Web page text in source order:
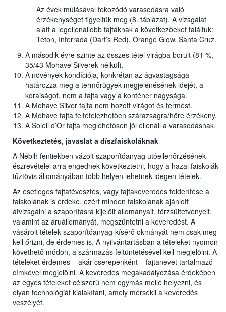
Az évek múlásával fokozódó varasodásra való
érzékenységet figyeltük meg (8. táblázat). A vizsgálat
alatt a legellenállóbb fajtáknak a következőeket találtuk:
Teton, Interrada (Dart’s Red), Orange Glow, Santa Cruz.
A második évre szinte az összes tétel virágba borult (81 %,
35/43 Mohave Silverek nélkül).
A növények kondíciója, konkrétan az ágvastagsága
határozza meg a termőrügyek megjelenésének idejét, a
koraiságot, nem a fajta vagy a konténer nagysága.
A Mohave Silver fajta nem hozott virágot és termést.
A Mohave fajta feltételezhetően szárazságra/hőre érzékeny.
A Soleil d’Or fajta meglehetősen jól ellenáll a varasodásnak.
Következtetés, javaslat a díszfaiskoláknak
A Nébih fentiekben vázolt szaporítóanyag utóellenőrzésének
észrevételei arra engednek következtetni, hogy a hazai faiskolák
tűztövis állományában több helyen lehetnek idegen tételek.
Az esetleges fajtatévesztés, vagy fajtakeveredés felderítése a
faiskolának is érdeke, ezért minden faiskolának ajánlott
átvizsgálni a szaporításra kijelölt állományait, törzsültetvényeit,
valamint az áruállományát, megszüntetni a keveredést. A
vásárolt tételek szaporítóanyag-kísérő okmányát nem csak meg
kell őrizni, de érdemes is. A nyilvántartásban a tételeket nyomon
követhető módon, a származás feltüntetésével kell megjelölni. A
tételeket érdemes – akár cserepenként – fajtanevet tartalmazó
címkével megjelölni. A keveredés megakadályozása érdekében
az egyes tételeket célszerű nem egymás mellé helyezni, és
olyan technológiát kialakítani, amely mérsékli a keveredés
veszélyét.